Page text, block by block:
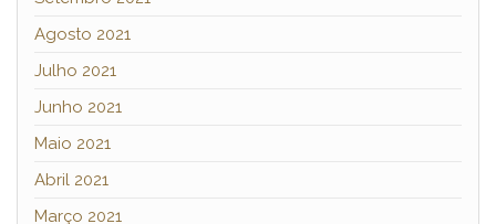
Agosto 2021
Julho 2021
Junho 2021
Maio 2021
Abril 2021
Março 2021